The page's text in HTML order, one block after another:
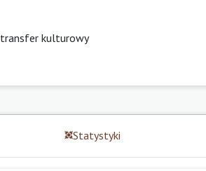
transfer kulturowy
Statystyki